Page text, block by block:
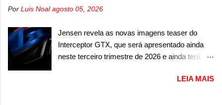
apenas sete unidades produzidas... para todo
equipado com um motor V10 Supercharger
capaz de desenvolver cerca de 800cv que
separou a performance exótica da aventura i...
apenas que o novo modelo em questão é um
foi confirmado durante a Mesa Redonda
Nacional da Indústria Automotiva, organizada
pelo Ministério dos Negócios e do Made in Italy
Cappellano, Diretor de Operações da Stellantis
Por Luis Noal agosto 05, 2026
Jensen revela as novas imagens teaser do
Interceptor GTX, que será apresentado ainda
neste terceiro trimestre de 2026 e ainda terá
International Automotive (abreviação de JIA)
LEIA MAIS